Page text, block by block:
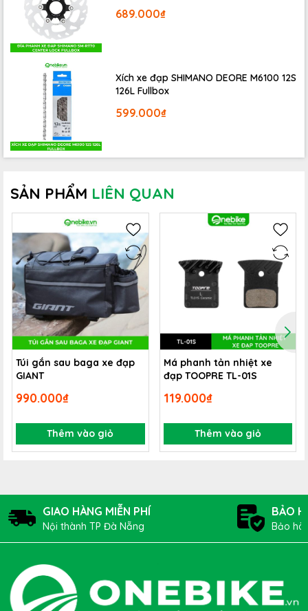
Quầng sáng cắt vạch chống chói
Được trang bị công nghệ cắt vạch chống chói tiên tiến,
pha xe đạp siêu sáng MAGICSHINE MONTEER 12000
chỉ cung cấp ánh sáng mạnh mẽ mà còn bảo vệ sự an toàn
khi di chuyển trên đường, tránh gây chói mắt cho các phương
tiện đi ngược chiều.
Quầng sáng rộng hai bên
sẽ chiếu sáng rộng, giúp bạn dễ dàng quan sát các khu vực
xung quanh khi di chuyển trên địa hình off-road, trail, hoặc các
đoạn đường nhiều chướng ngại vật.
689.000₫
Xích xe đạp SHIMANO DEORE M6100 12S
126L Fullbox
599.000₫
SẢN PHẨM LIÊN QUAN
Túi gắn sau baga xe đạp
GIANT
990.000₫
Thêm vào giỏ
Má phanh tản nhiệt xe
đạp TOOPRE TL-01S
119.000₫
Thêm vào giỏ
GIAO HÀNG MIỄN PHÍ
Nội thành TP Đà Nẵng
BẢO
Bảo